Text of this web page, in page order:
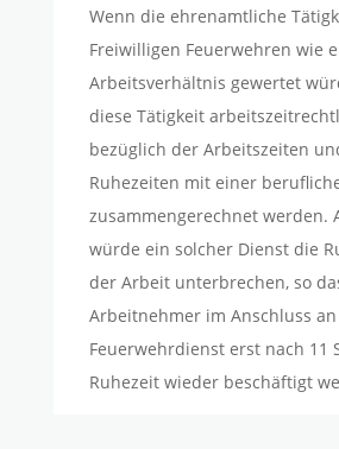
Wenn die ehrenamtliche
Freiwilligen Feuerwehren wie
Arbeitsverhältnis gewertet
diese Tätigkeit
bezüglich der Arbeitszeiten
Ruhezeiten mit einer
zusammengerechnet werden.
würde ein solcher Dienst die
der Arbeit unterbrechen, so
Arbeitnehmer im Anschluss
Feuerwehrdienst erst nach 11
Ruhezeit wieder beschäftigt